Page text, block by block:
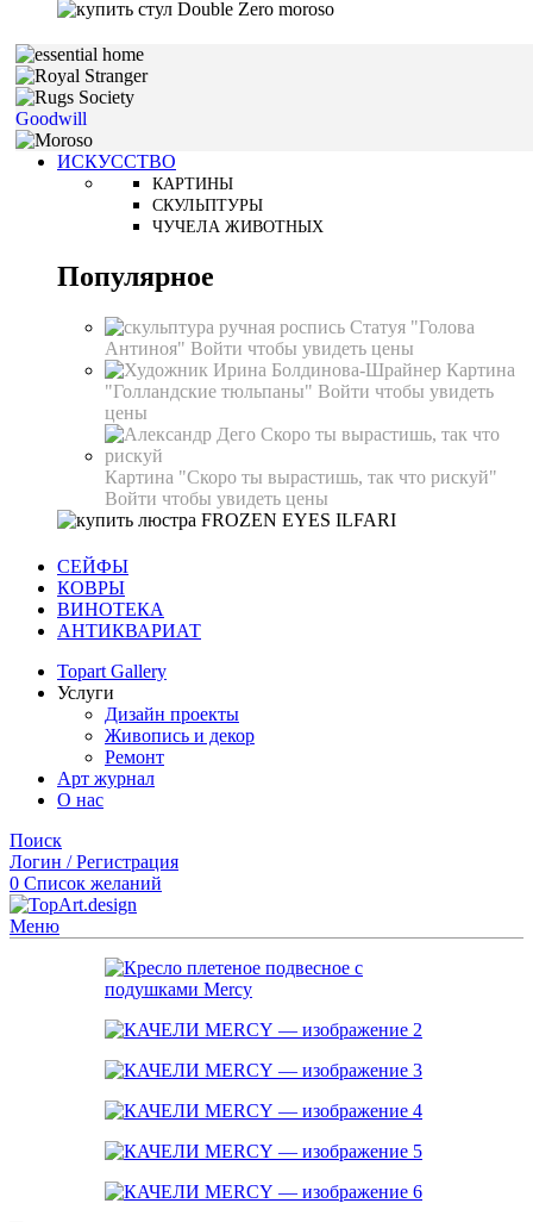
Goodwill
ИСКУССТВО
КАРТИНЫ
СКУЛЬПТУРЫ
ЧУЧЕЛА ЖИВОТНЫХ
Популярное
Статуя "Голова
Антиноя" Войти чтобы увидеть цены
Картина
"Голландские тюльпаны" Войти чтобы увидеть
цены
Картина "Скоро ты вырастишь, так что рискуй"
Войти чтобы увидеть цены
СЕЙФЫ
КОВРЫ
ВИНОТЕКА
АНТИКВАРИАТ
Topart Gallery
Услуги
Дизайн проекты
Живопись и декор
Ремонт
Арт журнал
О нас
Поиск
Логин / Регистрация
0 Список желаний
Меню